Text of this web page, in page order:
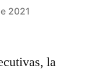
2021
la